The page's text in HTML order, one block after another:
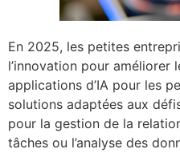
En 2025, les petites
l’innovation pour améliorer
applications d’IA pour les
solutions adaptées aux
pour la gestion de la
tâches ou l’analyse des